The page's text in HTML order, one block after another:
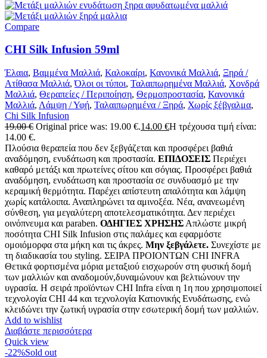
Compare
CHI Silk Infusion 59ml
Έλαια, Βαμμένα Μαλλιά, Καλοκαίρι, Κανονικά Μαλλιά, Ξηρά /
Ατίθασα Μαλλιά,Όλοι οι τύποι, Ταλαιπωρημένα Μαλλιά, Χονδρά
Μαλλιά, Θεραπείες / Περιποίηση, Θερμοπροστασία, Κανονικά
Μαλλιά, Λάμψη / Υφή, Ταλαιπωρημένα / Ξηρά, Χωρίς ξέβγαλμα,
Chi Silk Infusion
19.00€ Original price was: 19.00 €.14.00 €Η τρέχουσα τιμή είναι:
14.00 €.
Πλούσια θεραπεία που δεν ξεβγάζεται και προσφέρει βαθιά
αναδόμηση, ενυδάτωση και προστασία. ΕΠΙΔΟΣΕΙΣ Περιέχει
καθαρό μετάξι και πρωτείνες σίτου και σόγιας. Προσφέρει βαθιά
αναδόμηση, ενυδάτωση και προστασία σε συνδυασμό με την
κεραμική θερμότητα. Παρέχει απίστευτη απαλότητα και λάμψη
χωρίς κατάλοιπα. Αναπληρώνει τα αμινοξέα. Νέα, ανανεωμένη
σύνθεση, για μεγαλύτερη αποτελεσματικότητα. Δεν περιέχει
οινόπνευμα και paraben. ΟΔΗΓΙΕΣ ΧΡΗΣΗΣ Απλώστε μικρή
ποσότητα CHI Silk Infusion στις παλάμες και εφαρμόστε
ομοιόμορφα στα μήκη και τις άκρες. Μην ξεβγάλετε. Συνεχίστε με
τη διαδικασία του styling. ΣΕΙΡΑ ΠΡΟΙΟΝΤΩΝ CHI INFRA
Θετικά φορτισμένα μόρια μεταξιού εισχωρούν στη φυσική δομή
των μαλλιών και αναδομούν,δυναμώνουν και βελτιώνουν την
υγρασία. Η σειρά προϊόντων CHI Infra είναι η 1η που χρησιμοποιεί
τεχνολογία CHI 44 και τεχνολογία Κατιονικής Ενυδάτωσης, ενώ
κλειδώνει την ζωτική υγρασία στην εσωτερική δομή των μαλλιών.
Add to wishlist
Διαβάστε περισσότερα
Quick view
-22%Sold out